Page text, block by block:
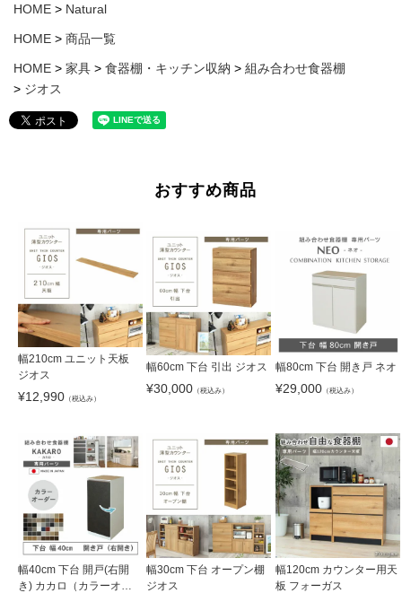
HOME Natural
HOME 商品一覧
HOME 家具 食器棚・キッチン収納
組み合わせ食器棚
ジオス
おすすめ商品
幅210cm ユニット天板
ジオス
¥12,990 （税込み）
幅60cm 下台 引出 ジオス
¥30,000 （税込み）
幅80cm 下台 開き戸 ネオ
¥29,000（税込み）
幅40cm 下台 開戸(右開
き) カカロ（カラーオー
幅30cm 下台 オープン棚
ジオス
幅120cm カウンター用天
板 フォーガス